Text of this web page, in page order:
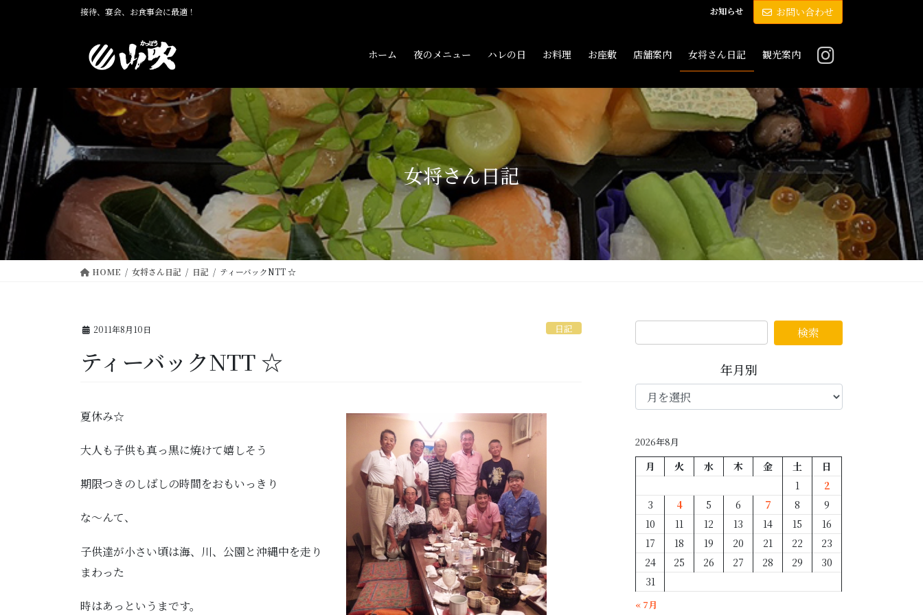
移
動
接待、宴会、お食事会に最適！ お知らせ お問い合わせ
ホーム 夜のメニュー ハレの日 お料理 お座敷 店舗案内 女将さん日記 観光案内
女将さん日記
HOME 女将さん日記 日記 ティーバックNTT ☆
2011年8月10日 日記
ティーバックNTT ☆
夏休み☆
大人も子供も真っ黒に焼けて嬉しそう
期限つきのしばしの時間をおもいっきり
な～んて、
子供達が小さい頃は海、川、公園と沖縄中を走り
まわった
時はあっというまです。
年月別
年
2026年8月
月 火 水 木 金 土
日
1
2
3
4 5 6 7 8
9
10
11 12 13 14 15
16
17
18 19 20 21 22
23
24
25 26 27 28 29
30
31
« 7月